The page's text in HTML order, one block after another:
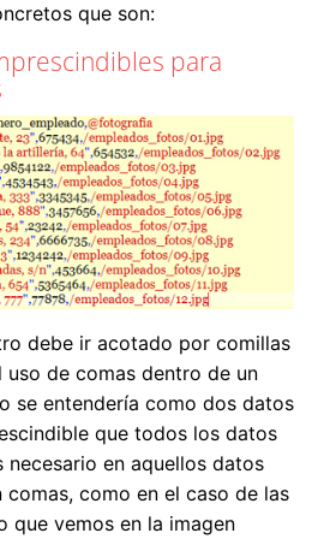
que son:
para
debe ir acotado por comillas
de comas dentro de un
se entendería como dos datos
que todos los datos
necesario en aquellos datos
como en el caso de las
que vemos en la imagen